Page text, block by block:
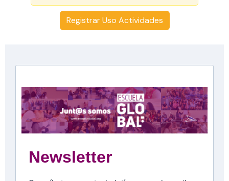
Registrar Uso Actividades